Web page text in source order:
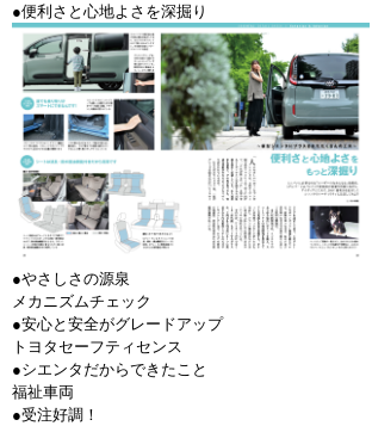
●便利さと心地よさを深掘り
●やさしさの源泉
メカニズムチェック
●安心と安全がグレードアップ
トヨタセーフティセンス
●シエンタだからできたこと
福祉車両
●受注好調！